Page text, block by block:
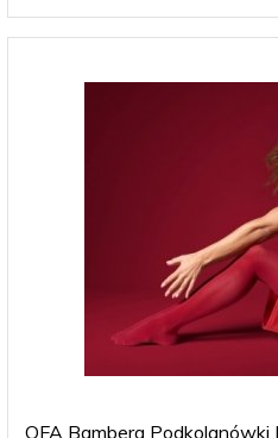
OFA Bamberg